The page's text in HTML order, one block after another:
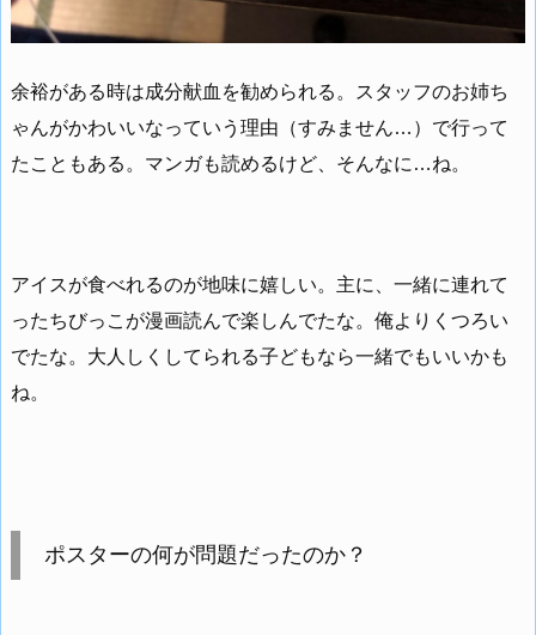
余裕がある時は成分献血を勧められる。スタッフのお姉ち
ゃんがかわいいなっていう理由（すみません…）で行って
たこともある。マンガも読めるけど、そんなに…ね。
アイスが食べれるのが地味に嬉しい。主に、一緒に連れて
ったちびっこが漫画読んで楽しんでたな。俺よりくつろい
でたな。大人しくしてられる子どもなら一緒でもいいかも
ね。
ポスターの何が問題だったのか？